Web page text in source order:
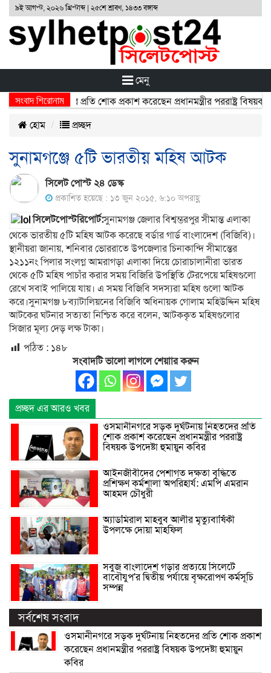
৯ই আগস্ট, ২০২৬ খ্রিস্টাব্দ | ২৫শে শ্রাবণ, ১৪৩৩ বঙ্গাব্দ
মেনু
সংবাদ শিরোনাম
নিহতদের প্রতি শোক প্রকাশ করেছেন প্রধানমন্ত্রীর পররাষ্ট্র বিষয়ক
হোম
প্রচ্ছদ
সুনামগঞ্জে ৫টি ভারতীয় মহিষ আটক
সিলেট পোস্ট ২৪ ডেস্ক
প্রকাশিত হয়েছে : ১৩ জুন ২০১৫, ৬:১০ অপরাহ্ণ
সিলেটপোস্টরিপোর্ট:সুনামগঞ্জ জেলার বিশ্বম্ভরপুর সীমান্ত এলাকা
থেকে ভারতীয় ৫টি মহিষ আটক করেছে বর্ডার গার্ড বাংলাদেশ (বিজিবি)।
স্থানীয়রা জানায়, শনিবার ভোররাতে উপজেলার চিনাকান্দি সীমান্তের
১২১১নং পিলার সংলগ্ন আমরাগড়া এলাকা দিয়ে চোরাচালানীরা ভারত
থেকে ৫টি মহিষ পাচাঁর করার সময় বিজিরি উপস্থিতি টেরপেয়ে মহিষগুলো
রেখে সবাই পালিয়ে যায়। এ সময় বিজিবি সদস্যরা মহিষ গুলো আটক
করে।সুনামগঞ্জ ৮ব্যাটালিয়নের বিজিবি অধিনায়ক গোলাম মহিউদ্দিন মহিষ
আটকের ঘটনার সত্যতা নিশ্চিত করে বলেন, আটককৃত মহিষগুলোর
সিজার মূল্য দেড় লক্ষ টাকা।
পঠিত : ১৪৮
সংবাদটি ভালো লাগলে শেয়াার করুন
প্রচ্ছদ এর আরও খবর
ওসমানীনগরে সড়ক দুর্ঘটনায় নিহতদের প্রতি
শোক প্রকাশ করেছেন প্রধানমন্ত্রীর পররাষ্ট্র
বিষয়ক উপদেষ্টা হুমায়ুন কবির
আইনজীবীদের পেশাগত দক্ষতা বৃদ্ধিতে
প্রশিক্ষণ কর্মশালা অপরিহার্য: এমপি এমরান
আহমদ চৌধুরী
অ্যাডমিরাল মাহবুব আলীর মৃত্যুবার্ষিকী
উপলক্ষে দোয়া মাহফিল
সবুজ বাংলাদেশ গড়ার প্রত্যয়ে সিলেটে
বাবৌযুপ’র দ্বিতীয় পর্যায়ে বৃক্ষরোপণ কর্মসূচি
সম্পন্ন
সর্বশেষ সংবাদ
ওসমানীনগরে সড়ক দুর্ঘটনায় নিহতদের প্রতি শোক প্রকাশ
করেছেন প্রধানমন্ত্রীর পররাষ্ট্র বিষয়ক উপদেষ্টা হুমায়ুন
কবির